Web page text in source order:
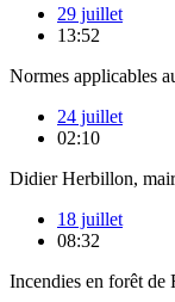
29 juillet
13:52
Normes applicables
24 juillet
02:10
Didier Herbillon,
18 juillet
08:32
Incendies en forêt de